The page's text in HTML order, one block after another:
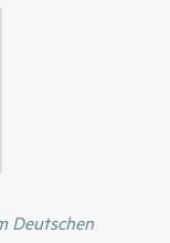
Deutschen